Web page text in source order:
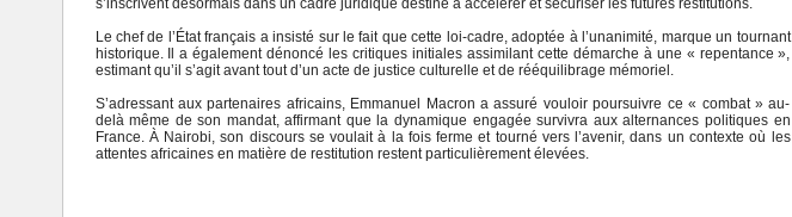
Le chef de l’État français a insisté sur le fait que cette loi-cadre, adoptée à l’unanimité, marque un tournant
historique. Il a également dénoncé les critiques initiales assimilant cette démarche à une « repentance »,
estimant qu’il s’agit avant tout d’un acte de justice culturelle et de rééquilibrage mémoriel.
S’adressant aux partenaires africains, Emmanuel Macron a assuré vouloir poursuivre ce « combat » au-
delà même de son mandat, affirmant que la dynamique engagée survivra aux alternances politiques en
France. À Nairobi, son discours se voulait à la fois ferme et tourné vers l’avenir, dans un contexte où les
attentes africaines en matière de restitution restent particulièrement élevées.